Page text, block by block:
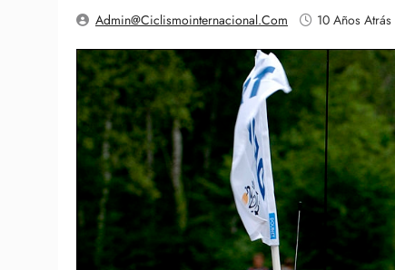
Admin@ciclismointernacional.com 10 Años Atrás